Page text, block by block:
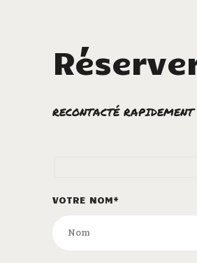
RECONTACTÉ RAPIDEMENT
VOTRE NOM*